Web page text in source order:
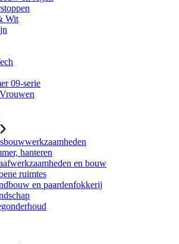
Wit
09-serie
hanteren
en bouw
ruimtes
en paardenfokkerij